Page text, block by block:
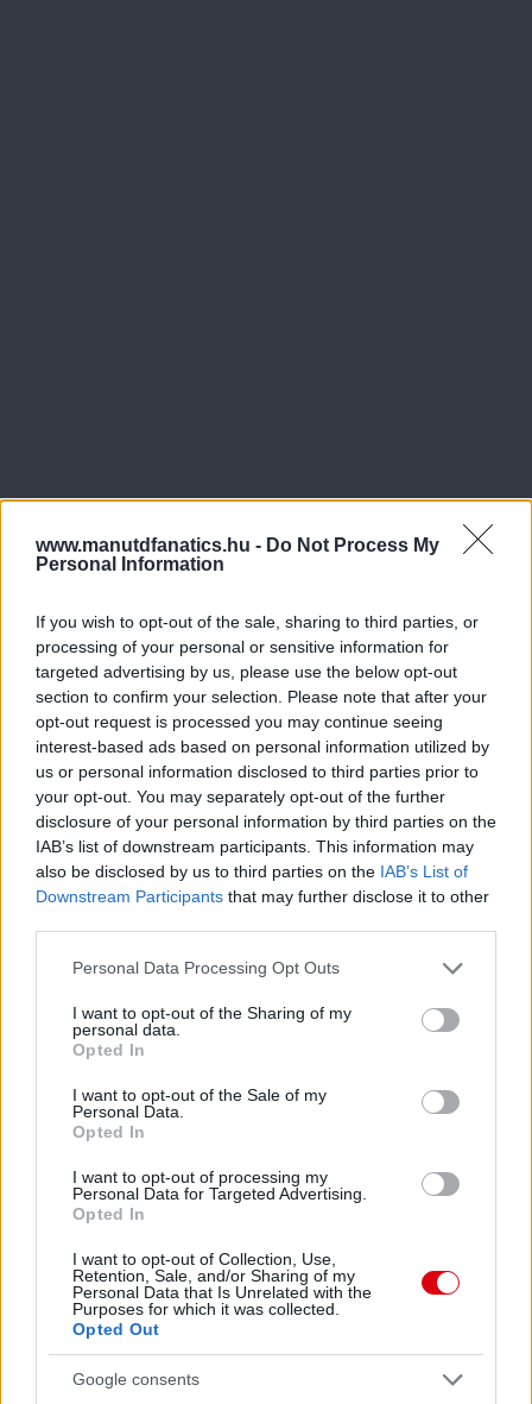
www.manutdfanatics.hu - Do Not Process My
Personal Information
If you wish to opt-out of the sale, sharing to third parties, or
processing of your personal or sensitive information for
targeted advertising by us, please use the below opt-out
section to confirm your selection. Please note that after your
opt-out request is processed you may continue seeing
interest-based ads based on personal information utilized by
us or personal information disclosed to third parties prior to
your opt-out. You may separately opt-out of the further
disclosure of your personal information by third parties on the
IAB’s list of downstream participants. This information may
also be disclosed by us to third parties on the IAB’s List of
Downstream Participants that may further disclose it to other
Please note that this website/app uses one or more Google
not limited to your visit or usage behaviour. You may click to
grant or deny consent to Google and its third-party tags to
use your data for below specified purposes in below Google
consent section.
Personal Data Processing Opt Outs
I want to opt-out of the Sharing of my
personal data.
Opted In
I want to opt-out of the Sale of my
Personal Data.
Opted In
I want to opt-out of processing my
Personal Data for Targeted Advertising.
Opted In
I want to opt-out of Collection, Use,
Retention, Sale, and/or Sharing of my
Personal Data that Is Unrelated with the
Purposes for which it was collected.
Opted Out
Google consents